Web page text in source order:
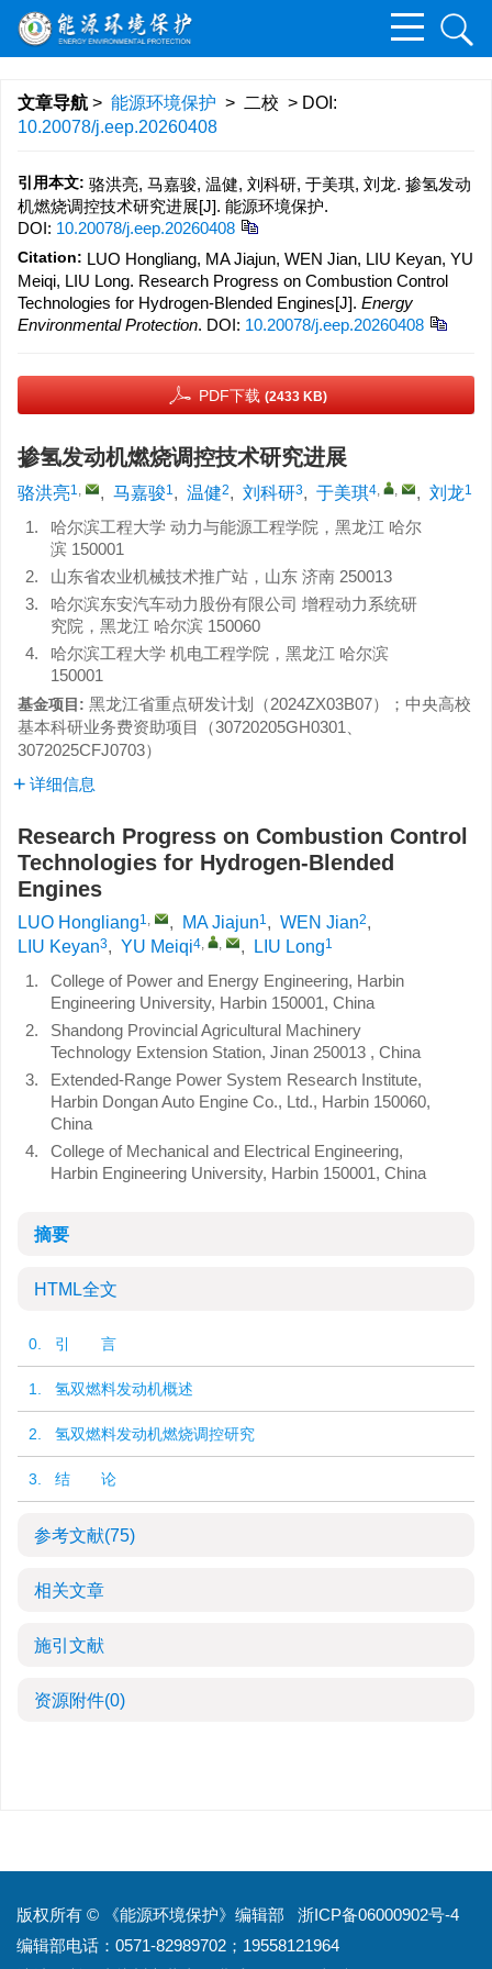
文章导航 > 能源环境保护 > 二校 > DOI:
10.20078/j.eep.20260408
引用本文: 骆洪亮, 马嘉骏, 温健, 刘科研, 于美琪, 刘龙. 掺氢发动
机燃烧调控技术研究进展[J]. 能源环境保护.
DOI: 10.20078/j.eep.20260408
Citation: LUO Hongliang, MA Jiajun, WEN Jian, LIU Keyan, YU
Meiqi, LIU Long. Research Progress on Combustion Control
Technologies for Hydrogen-Blended Engines[J]. Energy
Environmental Protection. DOI: 10.20078/j.eep.20260408
PDF下载 (2433 KB)
掺氢发动机燃烧调控技术研究进展
骆洪亮1, , 马嘉骏1, 温健2, 刘科研3, 于美琪4, , , 刘龙1
1.
哈尔滨工程大学 动力与能源工程学院，黑龙江 哈尔
滨 150001
2.
山东省农业机械技术推广站，山东 济南 250013
3.
哈尔滨东安汽车动力股份有限公司 增程动力系统研
究院，黑龙江 哈尔滨 150060
4.
哈尔滨工程大学 机电工程学院，黑龙江 哈尔滨
150001
基金项目: 黑龙江省重点研发计划（2024ZX03B07）；中央高校
基本科研业务费资助项目（30720205GH0301
3072025CFJ0703）
详细信息
Research Progress on Combustion Control
Technologies for Hydrogen-Blended
Engines
LUO Hongliang1, , MA Jiajun1, WEN Jian2,
LIU Keyan3, YU Meiqi4, , , LIU Long1
1.
College of Power and Energy Engineering, Harbin
Engineering University, Harbin 150001, China
2.
Shandong Provincial Agricultural Machinery
Technology Extension Station, Jinan 250013 , China
3.
Extended-Range Power System Research Institute,
Harbin Dongan Auto Engine Co., Ltd., Harbin 150060,
China
4.
College of Mechanical and Electrical Engineering,
Harbin Engineering University, Harbin 150001, China
摘要
HTML全文
0. 引 言
1. 氢双燃料发动机概述
2. 氢双燃料发动机燃烧调控研究
3. 结 论
参考文献(75)
相关文章
施引文献
资源附件(0)
版权所有 © 《能源环境保护》编辑部 浙ICP备06000902号-4
编辑部电话：0571-82989702；19558121964